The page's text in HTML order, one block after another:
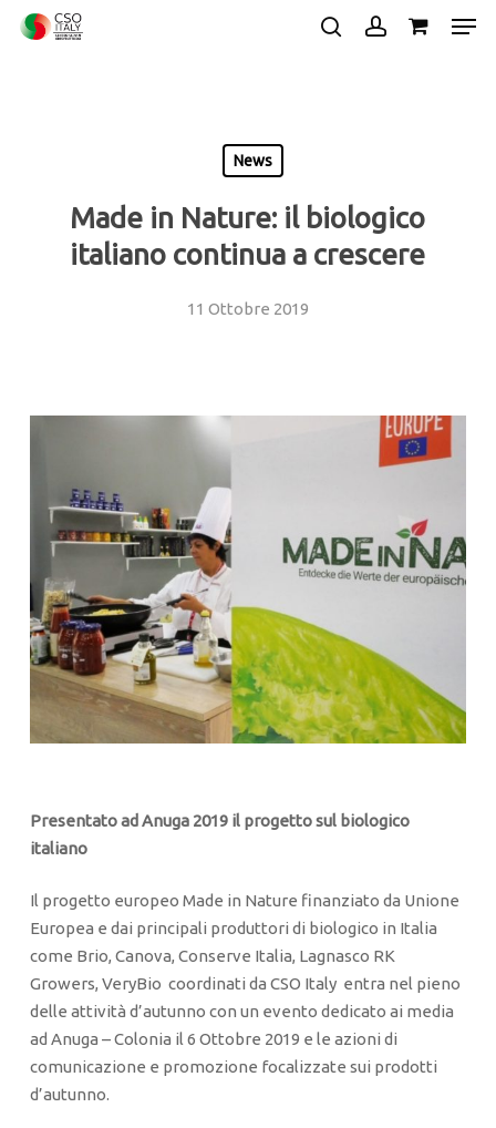
Skip
News
Made in Nature: il biologico
italiano continua a crescere
11 Ottobre 2019
Presentato ad Anuga 2019 il progetto sul biologico
italiano
Il progetto europeo Made in Nature finanziato da Unione
Europea e dai principali produttori di biologico in Italia
come Brio, Canova, Conserve Italia, Lagnasco RK
Growers, VeryBio coordinati da CSO Italy entra nel pieno
delle attività d’autunno con un evento dedicato ai media
ad Anuga – Colonia il 6 Ottobre 2019 e le azioni di
comunicazione e promozione focalizzate sui prodotti
d’autunno.